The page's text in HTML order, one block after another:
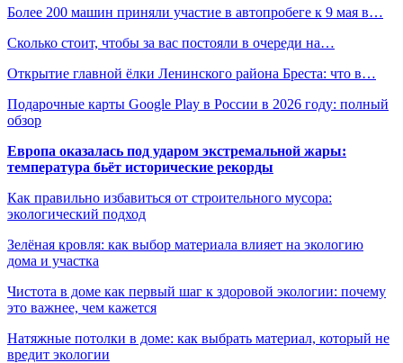
Более 200 машин приняли участие в автопробеге к 9 мая в…
Сколько стоит, чтобы за вас постояли в очереди на…
Открытие главной ёлки Ленинского района Бреста: что в…
Подарочные карты Google Play в России в 2026 году: полный
обзор
Европа оказалась под ударом экстремальной жары:
температура бьёт исторические рекорды
Как правильно избавиться от строительного мусора:
экологический подход
Зелёная кровля: как выбор материала влияет на экологию
дома и участка
Чистота в доме как первый шаг к здоровой экологии: почему
это важнее, чем кажется
Натяжные потолки в доме: как выбрать материал, который не
вредит экологии